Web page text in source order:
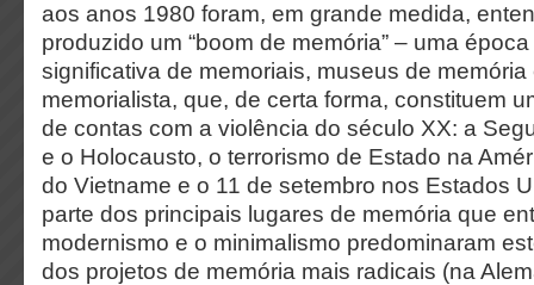
aos anos 1980 foram, em grande medida,
produzido um “boom de memória” – uma
significativa de memoriais, museus de
memorialista, que, de certa forma, constituem
de contas com a violência do século XX: a
e o Holocausto, o terrorismo de Estado na
do Vietname e o 11 de setembro nos Estados
parte dos principais lugares de memória que
modernismo e o minimalismo predominaram
dos projetos de memória mais radicais (na